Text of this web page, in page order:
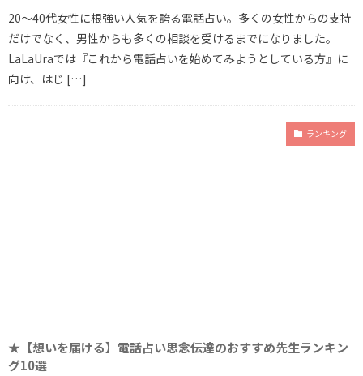
20～40代女性に根強い人気を誇る電話占い。多くの女性からの支持
だけでなく、男性からも多くの相談を受けるまでになりました。
LaLaUraでは『これから電話占いを始めてみようとしている方』に
向け、はじ […]
ランキング
★【想いを届ける】電話占い思念伝達のおすすめ先生ランキン
グ10選